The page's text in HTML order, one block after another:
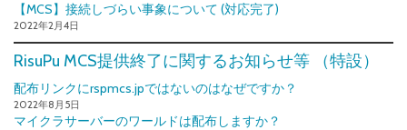
【MCS】接続しづらい事象について (対応完了)
2022年2月4日
RisuPu MCS提供終了に関するお知らせ等 （特設）
配布リンクにrspmcs.jpではないのはなぜですか？
2022年8月5日
マイクラサーバーのワールドは配布しますか？